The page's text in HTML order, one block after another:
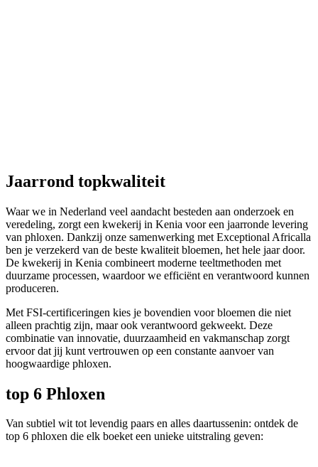
Jaarrond topkwaliteit
Waar we in Nederland veel aandacht besteden aan onderzoek en
veredeling, zorgt een kwekerij in Kenia voor een jaarronde levering
van phloxen. Dankzij onze samenwerking met Exceptional Africalla
ben je verzekerd van de beste kwaliteit bloemen, het hele jaar door.
De kwekerij in Kenia combineert moderne teeltmethoden met
duurzame processen, waardoor we efficiënt en verantwoord kunnen
produceren.
Met FSI-certificeringen kies je bovendien voor bloemen die niet
alleen prachtig zijn, maar ook verantwoord gekweekt. Deze
combinatie van innovatie, duurzaamheid en vakmanschap zorgt
ervoor dat jij kunt vertrouwen op een constante aanvoer van
hoogwaardige phloxen.
top 6 Phloxen
Van subtiel wit tot levendig paars en alles daartussenin: ontdek de
top 6 phloxen die elk boeket een unieke uitstraling geven: